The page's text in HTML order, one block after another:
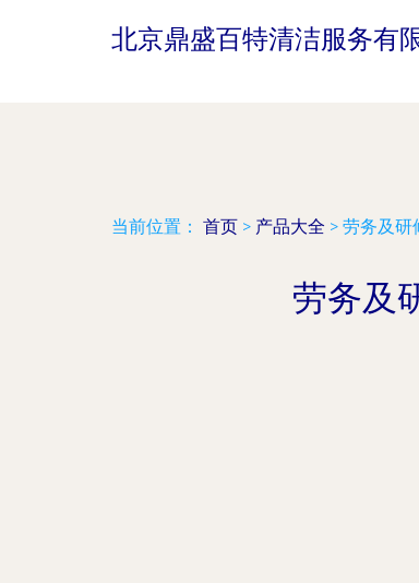
北京鼎盛百特清洁服务有
当前位置： 首页 > 产品大全 > 劳务及研
劳务及